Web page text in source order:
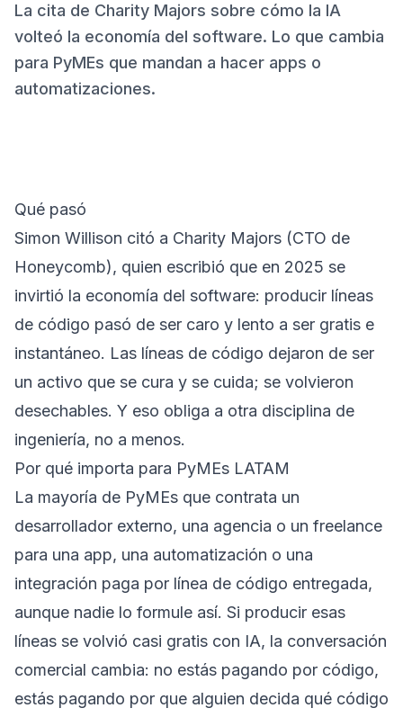
La cita de Charity Majors sobre cómo la IA
volteó la economía del software. Lo que cambia
para PyMEs que mandan a hacer apps o
automatizaciones.
Qué pasó
Simon Willison citó a Charity Majors (CTO de
Honeycomb), quien escribió que en 2025 se
invirtió la economía del software: producir líneas
de código pasó de ser caro y lento a ser gratis e
instantáneo. Las líneas de código dejaron de ser
un activo que se cura y se cuida; se volvieron
desechables. Y eso obliga a otra disciplina de
ingeniería, no a menos.
Por qué importa para PyMEs LATAM
La mayoría de PyMEs que contrata un
desarrollador externo, una agencia o un freelance
para una app, una automatización o una
integración paga por línea de código entregada,
aunque nadie lo formule así. Si producir esas
líneas se volvió casi gratis con IA, la conversación
comercial cambia: no estás pagando por código,
estás pagando por que alguien decida qué código